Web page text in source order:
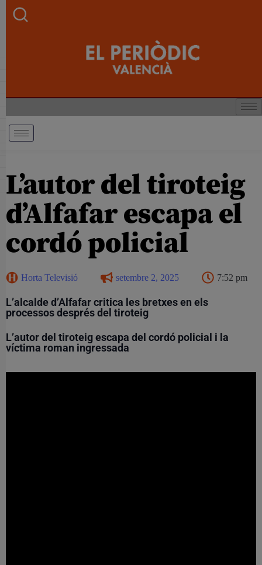
L’autor del tiroteig
d’Alfafar escapa el
cordó policial
Horta Televisió setembre 2, 2025 7:52 pm
L’alcalde d’Alfafar critica les bretxes en els
processos després del tiroteig
L’autor del tiroteig escapa del cordó policial i la
víctima roman ingressada